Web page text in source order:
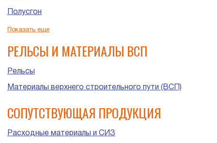
Полусгон
Сгон
Показать еще
РЕЛЬСЫ И МАТЕРИАЛЫ ВСП
Рельсы
Материалы верхнего строительного пути (ВСП)
СОПУТСТВУЮЩАЯ ПРОДУКЦИЯ
Расходные материалы и СИЗ